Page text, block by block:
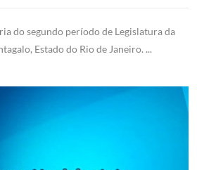
do segundo período de Legislatura da
Estado do Rio de Janeiro. ...